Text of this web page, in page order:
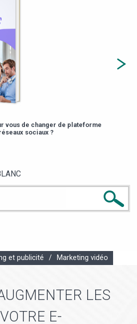
vous de changer de plateforme
sociaux ?
et publicité / Marketing vidéo
LES
E-